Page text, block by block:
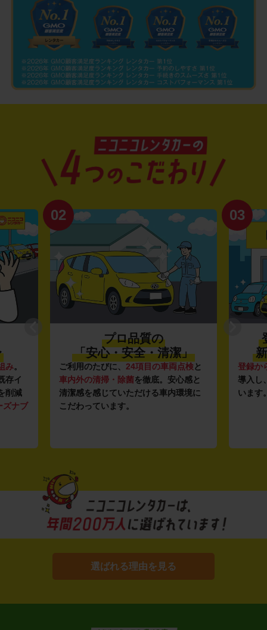
み。
存イ
削減
ズナブ
02
プロ品質の
「安心・安全・清潔」
ご利用のたびに、 24項目の車両点検と
車内外の清掃・除菌を徹底。安心感と
清潔感を感じていただける車内環境に
こだわっています。
03
登録か
導入し
います
選ばれる理由を見る